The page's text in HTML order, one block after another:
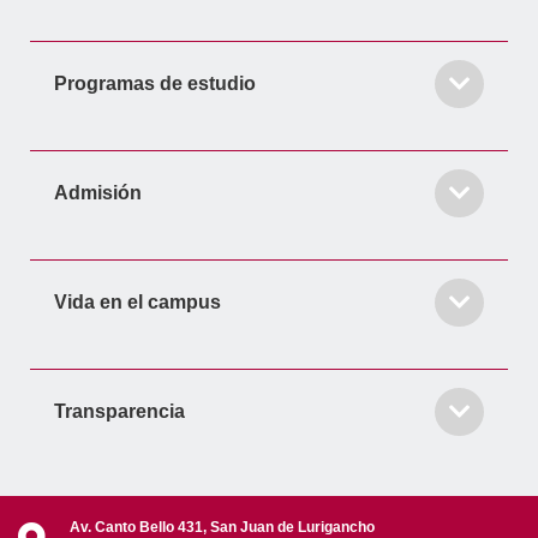
Programas de estudio
Admisión
Vida en el campus
Transparencia
Av. Canto Bello 431, San Juan de Lurigancho